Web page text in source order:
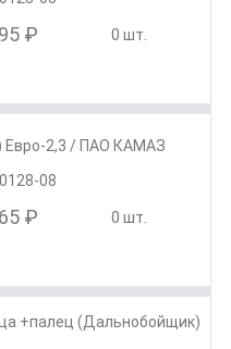
₽ 0 шт.
Евро-2,3 / ПАО КАМАЗ
08
₽ 0 шт.
+палец (Дальнобойщик)